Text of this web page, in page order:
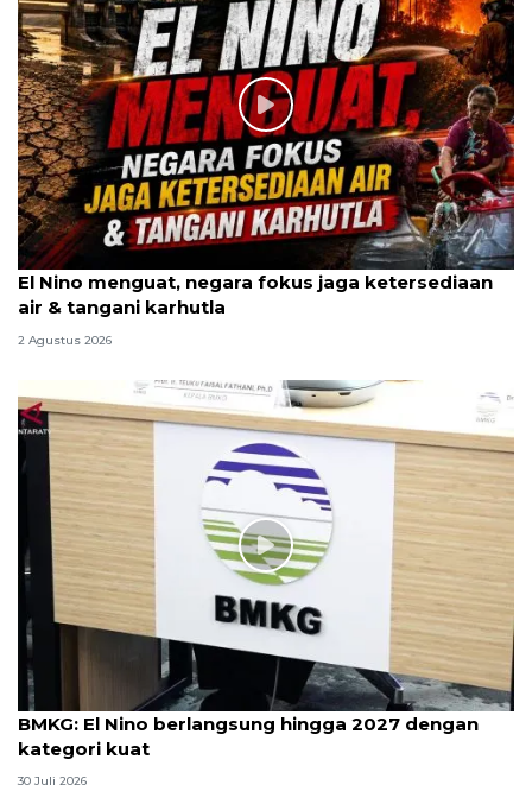
El Nino menguat, negara fokus jaga ketersediaan
air & tangani karhutla
2 Agustus 2026
BMKG: El Nino berlangsung hingga 2027 dengan
kategori kuat
30 Juli 2026